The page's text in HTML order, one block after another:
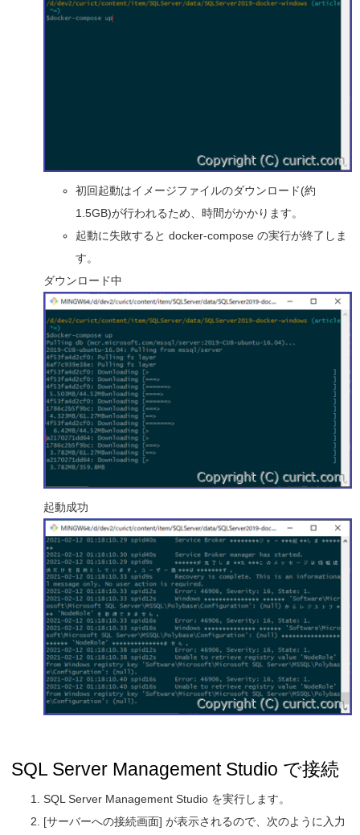
初回起動はイメージファイルのダウンロード(約
1.5GB)が行われるため、時間がかかります。
起動に失敗すると docker-compose の実行が終了しま
す。
ダウンロード中
起動成功
SQL Server Management Studio で接続
SQL Server Management Studio を実行します。
[サーバーへの接続画面] が表示されるので、次のように入力